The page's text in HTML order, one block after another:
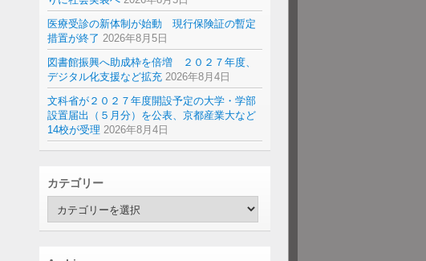
医療受診の新体制が始動 現行保険証の暫定
措置が終了 2026年8月5日
図書館振興へ助成枠を倍増 ２０２７年度、
デジタル化支援など拡充 2026年8月4日
文科省が２０２７年度開設予定の大学・学部
設置届出（５月分）を公表、京都産業大など
14校が受理 2026年8月4日
カテゴリー
ゴ